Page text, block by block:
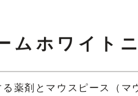
ムホワイト
薬剤とマウスピース（